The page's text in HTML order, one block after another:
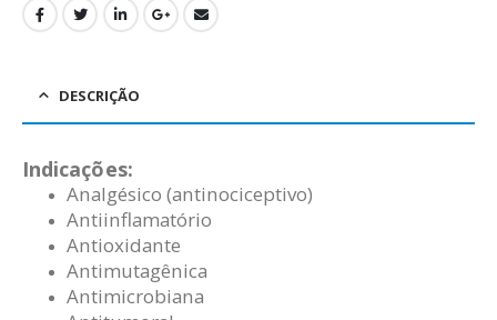
DESCRIÇÃO
Indicações:
Analgésico (antinociceptivo)
Antiinflamatório
Antioxidante
Antimutagênica
Antimicrobiana